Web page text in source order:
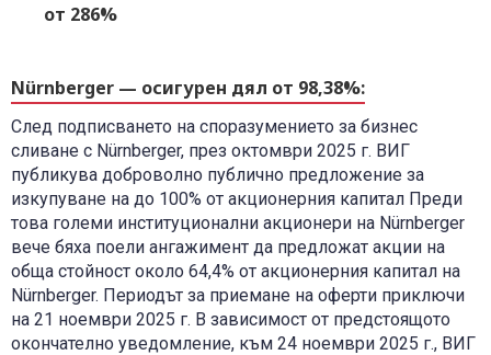
от 286%
Nürnberger — осигурен дял от 98,38%:
След подписването на споразумението за бизнес
сливане с Nürnberger, през октомври 2025 г. ВИГ
публикува доброволно публично предложение за
изкупуване на до 100% от акционерния капитал Преди
това големи институционални акционери на Nürnberger
вече бяха поели ангажимент да предложат акции на
обща стойност около 64,4% от акционерния капитал на
Nürnberger. Периодът за приемане на оферти приключи
на 21 ноември 2025 г. В зависимост от предстоящото
окончателно уведомление, към 24 ноември 2025 г., ВИГ